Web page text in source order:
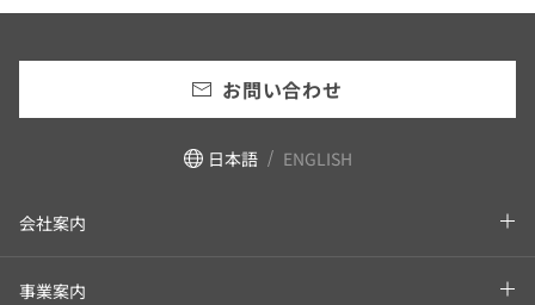
お問い合わせ
日本語 ENGLISH
会社案内
事業案内